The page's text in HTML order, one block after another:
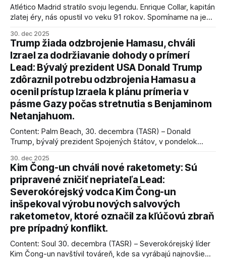
Atlético Madrid stratilo svoju legendu. Enrique Collar, kapitán
zlatej éry, nás opustil vo veku 91 rokov. Spomíname na jeho
30. dec 2025
Trump žiada odzbrojenie Hamasu, chváli
Izrael za dodržiavanie dohody o prímerí
Lead: Bývalý prezident USA Donald Trump
zdôraznil potrebu odzbrojenia Hamasu a
ocenil prístup Izraela k plánu prímeria v
pásme Gazy počas stretnutia s Benjaminom
Netanjahuom.
Content: Palm Beach, 30. decembra (TASR) – Donald
Trump, bývalý prezident Spojených štátov, v pondelok
kľúčové pre úspešné dosiahnutie prímeria v Gaze. Agentúra
AFP informuje, že Trump vyjadril presvedčenie, že Izrael plní
podmienky dohody o prí
30. dec 2025
Kim Čong-un chváli nové raketomety: Sú
pripravené zničiť nepriateľa Lead:
Severokórejský vodca Kim Čong-un
inšpekoval výrobu nových salvových
raketometov, ktoré označil za kľúčovú zbraň
pre prípadný konflikt.
Content: Soul 30. decembra (TASR) – Severokórejský líder
Kim Čong-un navštívil továreň, kde sa vyrábajú najnovšie